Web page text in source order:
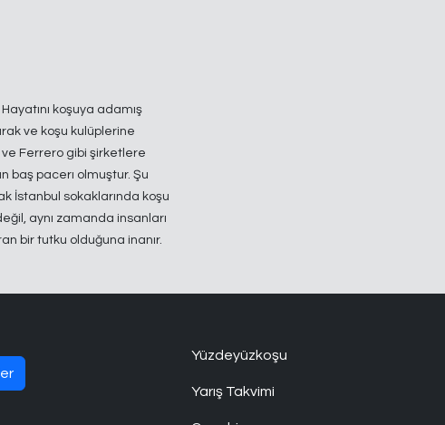
koşuya adamış
ve koşu kulüplerine
ve Ferrero gibi şirketlere
baş pacerı olmuştur. Şu
İstanbul sokaklarında koşu
aynı zamanda insanları
bir tutku olduğuna inanır.
Yüzdeyüzkoşu
Yarış Takvimi